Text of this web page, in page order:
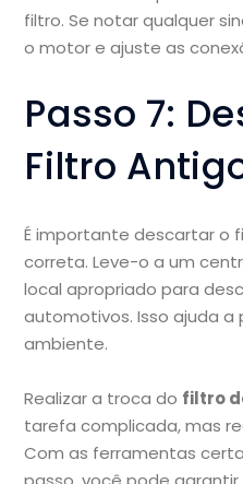
filtro. Se notar qualquer
o motor e ajuste as
Passo 7:
Filtro
É importante descartar o
correta. Leve-o a um
local apropriado para
automotivos. Isso ajuda a
ambiente.
Realizar a troca do filtro
tarefa complicada, mas
Com as ferramentas